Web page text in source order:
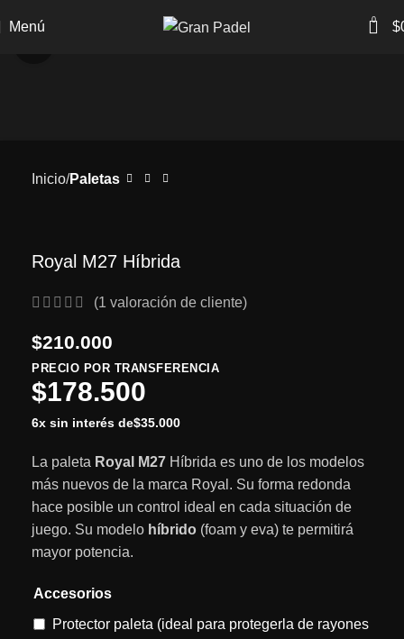
Menú 0 $
Inicio Paletas
Royal M27 Híbrida
(1 valoración de cliente)
$210.000
PRECIO POR TRANSFERENCIA
$178.500
6x sin interés de$35.000
La paleta Royal M27 Híbrida es uno de los modelos
más nuevos de la marca Royal. Su forma redonda
hace posible un control ideal en cada situación de
juego. Su modelo híbrido (foam y eva) te permitirá
mayor potencia.
Accesorios
Protector paleta (ideal para protegerla de rayones